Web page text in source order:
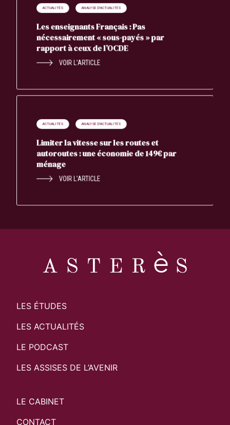
ACTUALITÉS ANALYSE D'ACTUALITÉS
Les enseignants Français : Pas
nécessairement « sous-payés » par
rapport à ceux de l’OCDE
VOIR L’ARTICLE
ACTUALITÉS ANALYSE D'ACTUALITÉS
Limiter la vitesse sur les routes et
autoroutes : une économie de 149€ par
ménage
VOIR L’ARTICLE
LES ÉTUDES
LES ACTUALITÉS
LE PODCAST
LES ASSISES DE L’AVENIR
LE CABINET
CONTACT